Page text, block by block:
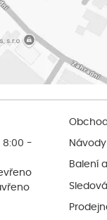
8:00 -
Balení